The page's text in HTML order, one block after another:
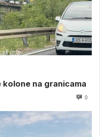
na granicama
0